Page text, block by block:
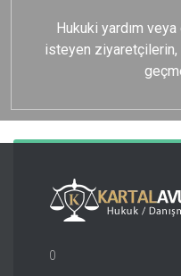
Hukuki yardım
isteyen
0